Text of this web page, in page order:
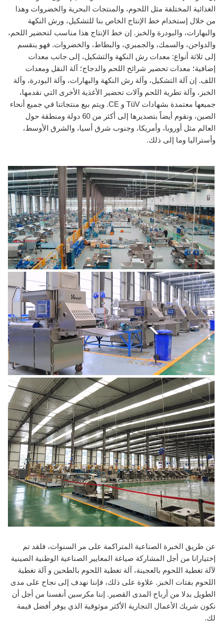
الغذائية المختلفة مثل اللحوم، والمنتجات البحرية والخضروات وهذا
من خلال إستخدام خط الإنتاج الخاص بنا للتشكيل، ورش النكهة
والبهارات، والبودرة والخبز. إن خط الإنتاج هذا مناسب لتحضير اللحم،
والدواجن، والسمك، والجمبري، والبطاط، والخضروات. فهو ينقسم
إلى ثلاثة أنواع: معدات رش النكهة والتشكيل، إلى جانب معدات
إضافية؛ معدات تحضير شرائح اللحم والدجاج؛ آلة النقل ومعدات
اللف. إن آلة التشكيل، وآلة رش النكهة والبهارات، وآلة البودرة، وآلة
الخبز، وآلة تطرية اللحم وآلات تحضير الأغذية الأخرى التي نقدمها،
جميعها معتمدة بشهادات TüV و CE. ويتم بيع منتجاتنا في جميع أنحاء
الصين، ونقوم أيضاً بتصديرها إلى أكثر من 60 دولة ومنطقة حول
العالم مثل أوروبا، وأمريكا، وجنوب شرق أسيا، والشرق الأوسط،
وأستراليا وما إلى ذلك.
عن طريق الخبرة الصناعية المتراكمة على مر السنوات، فلقد تم
إختيارانا من أجل المشاركة صياغة المعايير الصناعية الوطنية الصينية
لآلة تغطية اللحوم بالعجينة، آلة تغطية اللحوم بالطحين و آلة تغطية
اللحوم بفتات الخبز. علاوة على ذلك، فإننا نهدف إلى نجاح على مدى
الطويل بدلا من أرباح المدى القصير. إننا مكرسين أنفسنا من أجل أن
نكون شريك الأعمال التجارية الأكثر موثوقية الذي يوفر أفضل قيمة
لك.